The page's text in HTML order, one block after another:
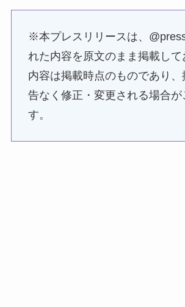
主事業内容 ： 家電・雑貨の企画
ホームページ：https://
詳細はこちら
プレスリリース提供元：＠Press